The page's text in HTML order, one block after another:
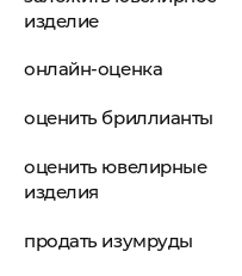
изделие
онлайн-оценка
оценить бриллианты
оценить ювелирные
изделия
продать изумруды